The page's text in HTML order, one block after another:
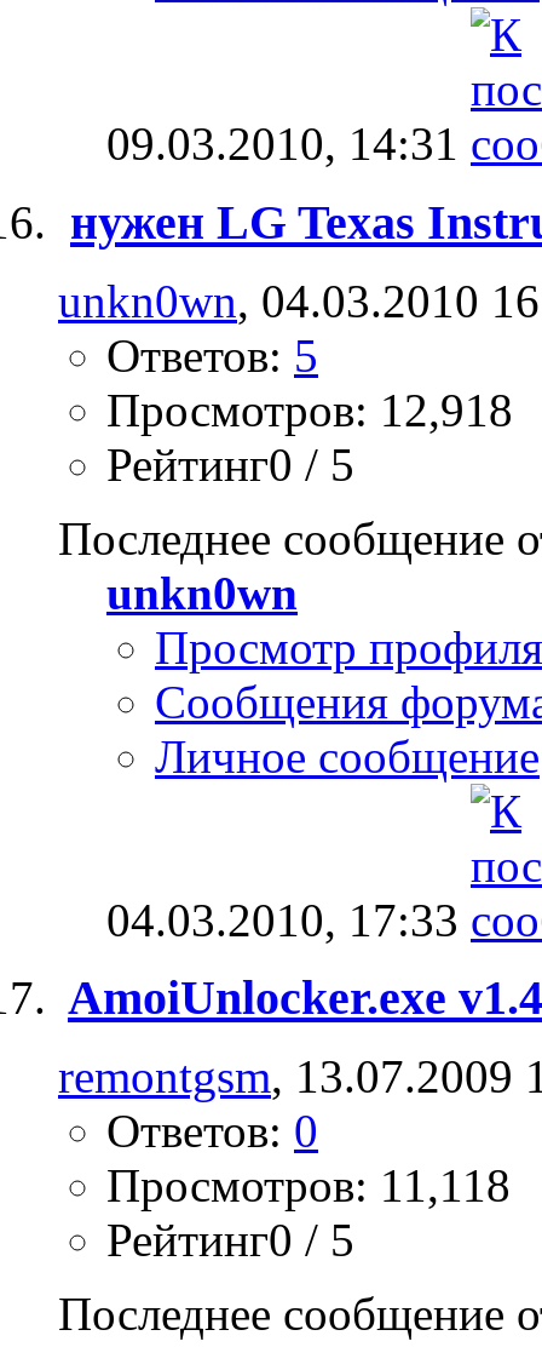
09.03.2010, 14:31
нужен LG Texas
unkn0wn, 04.03.2010
Ответов: 5
Просмотров: 12,918
Рейтинг0 / 5
Последнее сообщение
unkn0wn
Просмотр профиля
Сообщения
Личное сообщение
04.03.2010, 17:33
AmoiUnlocker.exe v1.4
remontgsm, 13.07.2009
Ответов: 0
Просмотров: 11,118
Рейтинг0 / 5
Последнее сообщение